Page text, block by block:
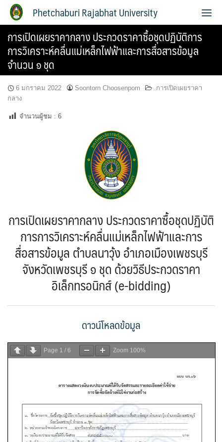
Phetchaburi Rajabhat University
การเปิดเผยราคากลาง ประกวดราคาซื้อชุดปฏิบัติการ
การวิเคราะห์คลื่นแม่เหล็กไฟฟ้าและการสื่อสารข้อมูล
จำนวน ๑ ชุด
6 มกราคม 2022 Soontorn Choosenpom
.การเปิดเผยราคา
กลาง
จำนวนผู้ชม : 6
การเปิดเผยราคากลาง ประกวดราคาซื้อชุดปฏิบัติ
การการวิเคราะห์คลื่นแม่เหล็กไฟฟ้าและการ
สื่อสารข้อมูล ตำบลนาวุ้ง อำเภอเมืองเพชรบุรี
จังหวัดเพชรบุรี ๑ ชุด ด้วยวิธีประกวดราคา
อิเล็กทรอนิกส์ (e-bidding)
ดาวน์โหลดข้อมูล
Page 1 / 6 Zoom 100%